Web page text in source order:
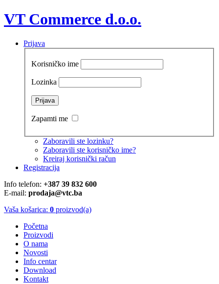
VT Commerce d.o.o.
Prijava
Korisničko ime
Lozinka
Zapamti me
Zaboravili ste lozinku?
Zaboravili ste korisničko ime?
Kreiraj korisnički račun
Registracija
Info telefon: +387 39 832 600
E-mail: prodaja@vtc.ba
Vaša košarica: 0 proizvod(a)
Početna
Proizvodi
O nama
Novosti
Info centar
Download
Kontakt